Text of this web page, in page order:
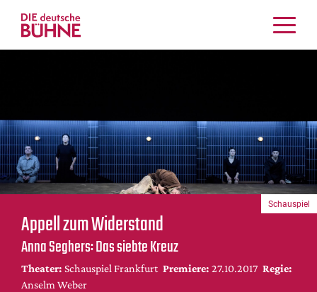
Tanz
Crossover
Bühnenwelt
Festivals & Veranstaltungen
Menschen & Theater
Themen
Internationales
Nachrufe
Appell zum Widerstand
Anna Seghers: Das siebte Kreuz
Theater: Schauspiel Frankfurt Premiere: 27.10.2017 Regie:
Anselm Weber
Schauspiel